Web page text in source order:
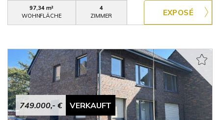
97,34 m²
WOHNFLÄCHE
4
ZIMMER
749.000,- € VERKAUFT